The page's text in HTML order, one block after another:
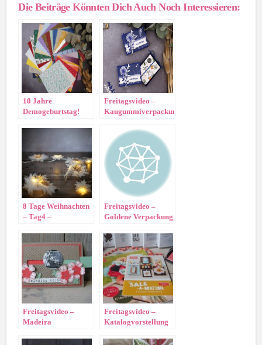
Die Beiträge Könnten Dich Auch Noch Interessieren:
10 Jahre
Demogeburtstag!
Freitagsvideo –
Kaugummiverpackung
8 Tage Weihnachten
– Tag4 –
Freitagsvideo –
Goldene Verpackung
Freitagsvideo –
Madeira
Freitagsvideo –
Katalogvorstellung